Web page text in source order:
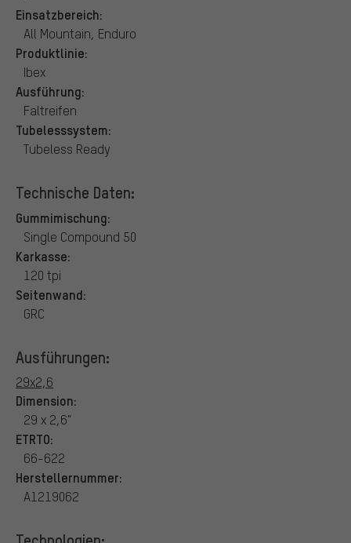
Einsatzbereich:
All Mountain, Enduro
Produktlinie:
Ibex
Ausführung:
Faltreifen
Tubelesssystem:
Tubeless Ready
Technische Daten:
Gummimischung:
Single Compound 50
Karkasse:
120 tpi
Seitenwand:
GRC
Ausführungen:
29x2,6
Dimension:
29 x 2,6"
ETRTO:
66-622
Herstellernummer:
A1219062